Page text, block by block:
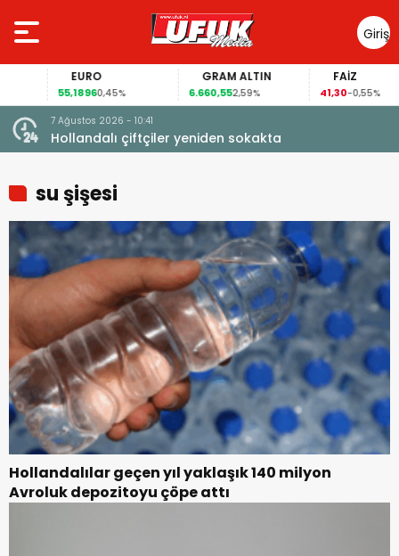
Giriş
Yap
EURO
55,18960,45%
GRAM ALTIN
6.660,552,59%
FAİZ
41,30-0,55%
şoke
7 Ağustos 2026 - 10:41
Hollandalı çiftçiler yeniden sokakta
su şişesi
Hollandalılar geçen yıl yaklaşık 140 milyon
Avroluk depozitoyu çöpe attı